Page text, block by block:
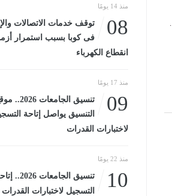
منذ 14 يومًا
08
توقف خدمات الاتصالات
فى كوبا بسبب استمرار
انقطاع الكهرباء
منذ 17 يومًا
09
تنسيق الجامعات
التنسيق يواصل إتاحة
لاختبارات القدرات
منذ 22 يومًا
10
تنسيق الجامعات
التسجيل لاختبارات القدرات 17